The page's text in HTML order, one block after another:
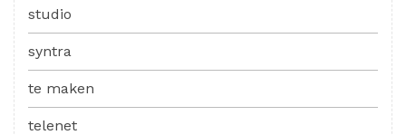
studio
syntra
te maken
telenet